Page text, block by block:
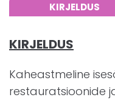
KIRJELDUS
KIRJELDUS
Kaheastmeline
restauratsioonide